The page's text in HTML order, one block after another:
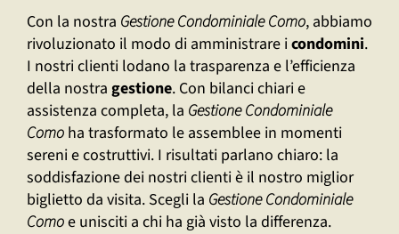
Con la nostra Gestione Condominiale Como, abbiamo
rivoluzionato il modo di amministrare icondomini.
I nostri clienti lodano la trasparenza e l’efficienza
della nostra gestione. Con bilanci chiari e
assistenza completa, la Gestione Condominiale
Como ha trasformato le assemblee in momenti
sereni e costruttivi. I risultati parlano chiaro: la
soddisfazione dei nostri clienti è il nostro miglior
biglietto da visita. Scegli la Gestione Condominiale
Comoe unisciti a chi ha già visto la differenza.